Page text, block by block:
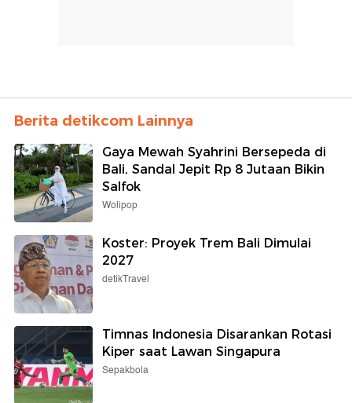
Berita detikcom Lainnya
Gaya Mewah Syahrini Bersepeda di
Bali, Sandal Jepit Rp 8 Jutaan Bikin
Salfok
Wolipop
Koster: Proyek Trem Bali Dimulai
2027
detikTravel
Timnas Indonesia Disarankan Rotasi
Kiper saat Lawan Singapura
Sepakbola